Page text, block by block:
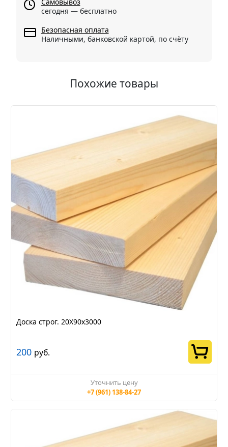
сегодня — бесплатно
Безопасная оплата
Наличными, банковской картой, по счёту
Похожие товары
Доска строг. 20Х90х3000
200 руб.
Уточнить цену
+7 (961) 138-84-27